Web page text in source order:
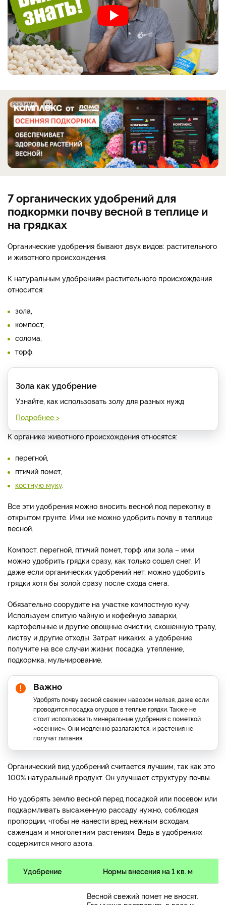
РЕКЛАМА
7 органических удобрений для
подкормки почву весной в теплице и
на грядках
Органические удобрения бывают двух видов: растительного
и животного происхождения.
К натуральным удобрениям растительного происхождения
относится:
зола,
компост,
солома,
торф.
Зола как удобрение
Узнайте, как использовать золу для разных нужд
Подробнее >
К органике животного происхождения относятся:
перегной,
птичий помет,
костную муку.
Все эти удобрения можно вносить весной под перекопку в
открытом грунте. Ими же можно удобрить почву в теплице
весной.
Компост, перегной, птичий помет, торф или зола – ими
можно удобрить грядки сразу, как только сошел снег. И
даже если органических удобрений нет, можно удобрить
грядки хотя бы золой сразу после схода снега.
Обязательно соорудите на участке компостную кучу.
Используем спитую чайную и кофейную заварки,
картофельные и другие овощные очистки, скошенную траву,
листву и другие отходы. Затрат никаких, а удобрение
получите на все случаи жизни: посадка, утепление,
подкормка, мульчирование.
Важно
Удобрять почву весной свежим навозом нельзя, даже если
проводится посадка огурцов в теплые грядки. Также не
стоит использовать минеральные удобрения с пометкой
«осенние». Они медленно разлагаются, и растения не
получат питания.
Органический вид удобрений считается лучшим, так как это
100% натуральный продукт. Он улучшает структуру почвы.
Но удобрять землю весной перед посадкой или посевом или
подкармливать высаженную рассаду нужно, соблюдая
пропорции, чтобы не нанести вред нежным всходам,
саженцам и многолетним растениям. Ведь в удобрениях
содержится много азота.
Удобрение Нормы внесения на 1 кв. м
Весной свежий помет не вносят.